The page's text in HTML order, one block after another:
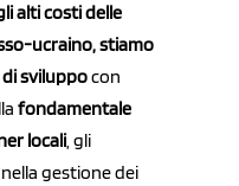
alti costi delle
ucraino, stiamo
sviluppocon
fondamentale
locali, gli
gestione dei